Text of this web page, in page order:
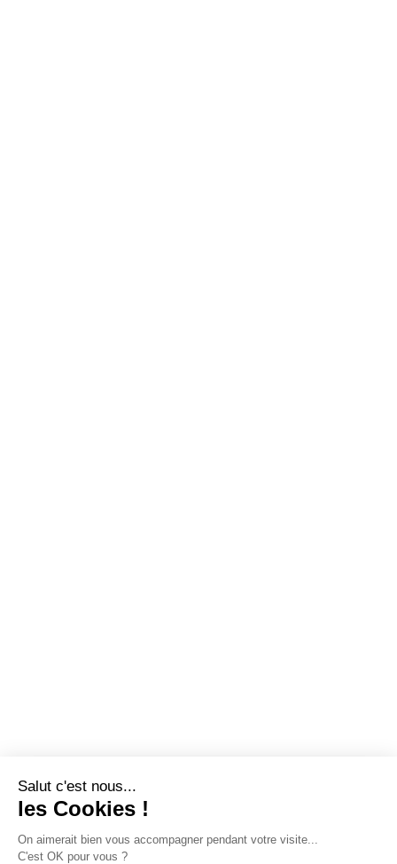
Salut c'est nous...
les Cookies !
On aimerait bien vous accompagner pendant votre visite...
C'est OK pour vous ?